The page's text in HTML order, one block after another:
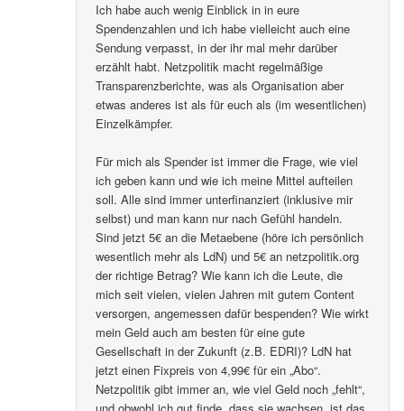
Ich habe auch wenig Einblick in in eure
Spendenzahlen und ich habe vielleicht auch eine
Sendung verpasst, in der ihr mal mehr darüber
erzählt habt. Netzpolitik macht regelmäßige
Transparenzberichte, was als Organisation aber
etwas anderes ist als für euch als (im wesentlichen)
Einzelkämpfer.
Für mich als Spender ist immer die Frage, wie viel
ich geben kann und wie ich meine Mittel aufteilen
soll. Alle sind immer unterfinanziert (inklusive mir
selbst) und man kann nur nach Gefühl handeln.
Sind jetzt 5€ an die Metaebene (höre ich persönlich
wesentlich mehr als LdN) und 5€ an netzpolitik.org
der richtige Betrag? Wie kann ich die Leute, die
mich seit vielen, vielen Jahren mit gutem Content
versorgen, angemessen dafür bespenden? Wie wirkt
mein Geld auch am besten für eine gute
Gesellschaft in der Zukunft (z.B. EDRI)? LdN hat
jetzt einen Fixpreis von 4,99€ für ein „Abo“.
Netzpolitik gibt immer an, wie viel Geld noch „fehlt“,